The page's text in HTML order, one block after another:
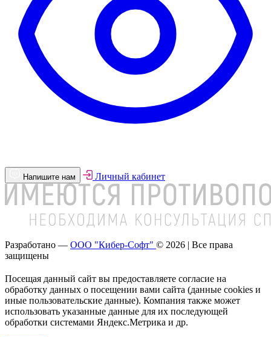
Напишите нам Личный кабинет
Разработано — ООО "Кибер-Софт" © 2026 | Все права
защищены
Посещая данный сайт вы предоставляете согласие на
обработку данных о посещении вами сайта (данные cookies и
иные пользовательские данные). Компания также может
использовать указанные данные для их последующей
обработки системами Яндекс.Метрика и др.